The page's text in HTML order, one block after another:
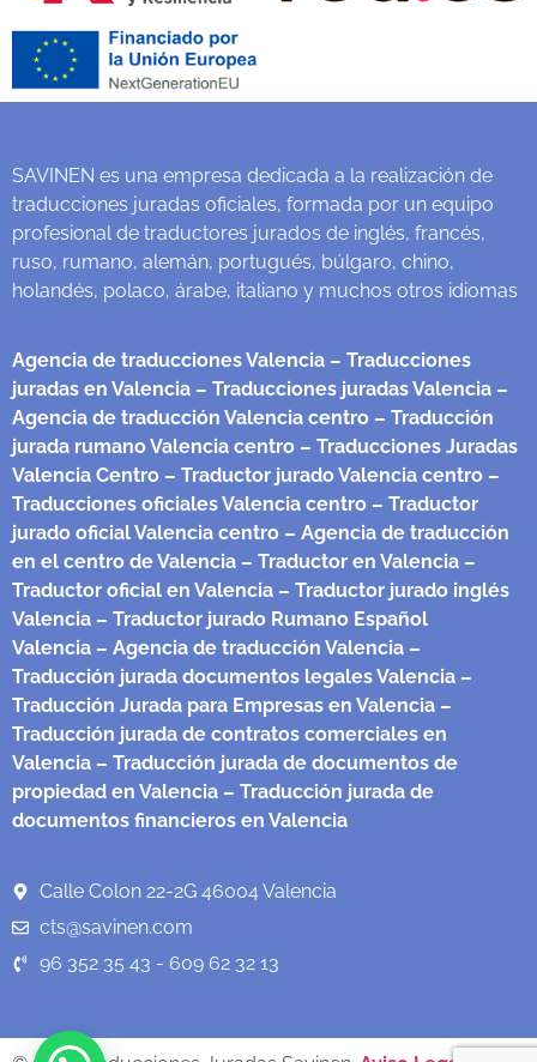
SAVINEN es una empresa dedicada a la realización de
traducciones juradas oficiales, formada por un equipo
profesional de traductores jurados de inglés, francés,
ruso, rumano, alemán, portugués, búlgaro, chino,
holandés, polaco, árabe, italiano y muchos otros idiomas
Agencia de traducciones Valencia – Traducciones
juradas en Valencia – Traducciones juradas Valencia –
Agencia de traducción Valencia centro – Traducción
jurada rumano Valencia centro – Traducciones Juradas
Valencia Centro – Traductor jurado Valencia centro –
Traducciones oficiales Valencia centro – Traductor
jurado oficial Valencia centro – Agencia de traducción
en el centro de Valencia – Traductor en Valencia –
Traductor oficial en Valencia – Traductor jurado inglés
Valencia – Traductor jurado Rumano Español
Valencia – Agencia de traducción Valencia –
Traducción jurada documentos legales Valencia –
Traducción Jurada para Empresas en Valencia –
Traducción jurada de contratos comerciales en
Valencia – Traducción jurada de documentos de
propiedad en Valencia – Traducción jurada de
documentos financieros en Valencia
Calle Colon 22-2G 46004 Valencia
cts@savinen.com
96 352 35 43 - 609 62 32 13